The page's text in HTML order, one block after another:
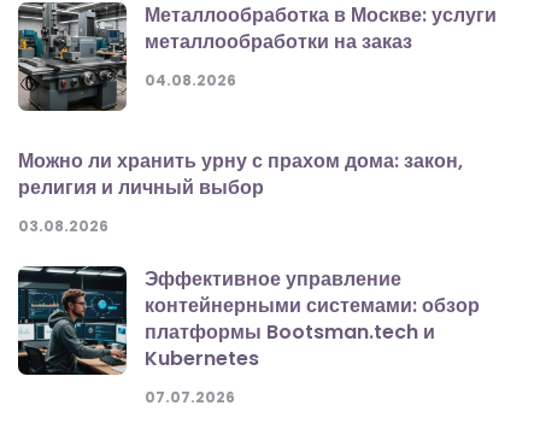
Металлообработка в Москве: услуги
металлообработки на заказ
04.08.2026
Можно ли хранить урну с прахом дома: закон,
религия и личный выбор
03.08.2026
Эффективное управление
контейнерными системами: обзор
платформы Bootsman.tech и
Kubernetes
07.07.2026